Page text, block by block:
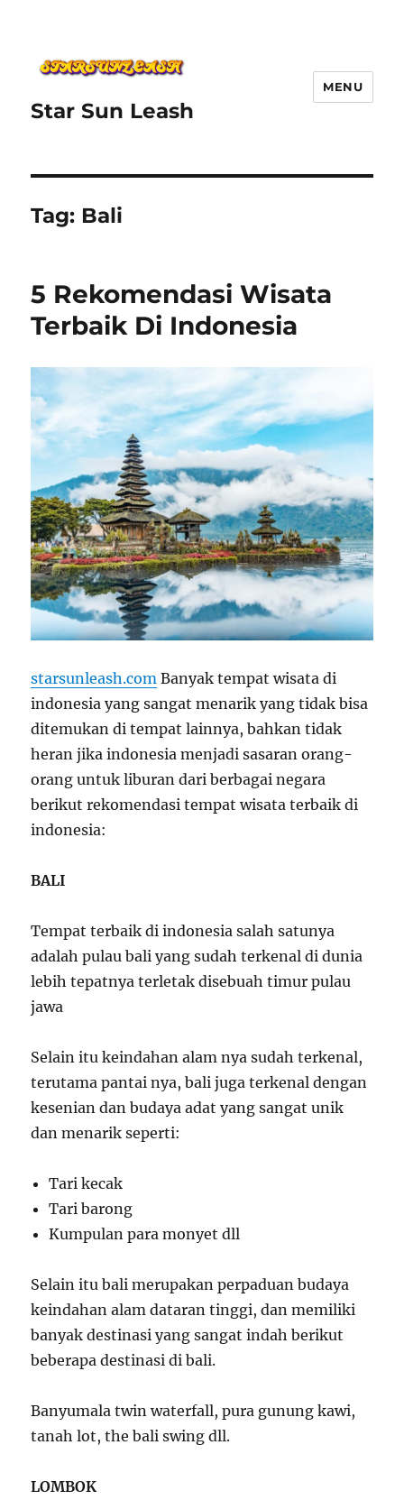
Star Sun Leash
MENU
Tag: Bali
5 Rekomendasi Wisata
Terbaik Di Indonesia
starsunleash.com Banyak tempat wisata di
indonesia yang sangat menarik yang tidak bisa
ditemukan di tempat lainnya, bahkan tidak
heran jika indonesia menjadi sasaran orang-
orang untuk liburan dari berbagai negara
berikut rekomendasi tempat wisata terbaik di
indonesia:
BALI
Tempat terbaik di indonesia salah satunya
adalah pulau bali yang sudah terkenal di dunia
lebih tepatnya terletak disebuah timur pulau
jawa
Selain itu keindahan alam nya sudah terkenal,
terutama pantai nya, bali juga terkenal dengan
kesenian dan budaya adat yang sangat unik
dan menarik seperti:
Tari kecak
Tari barong
Kumpulan para monyet dll
Selain itu bali merupakan perpaduan budaya
keindahan alam dataran tinggi, dan memiliki
banyak destinasi yang sangat indah berikut
beberapa destinasi di bali.
Banyumala twin waterfall, pura gunung kawi,
tanah lot, the bali swing dll.
LOMBOK